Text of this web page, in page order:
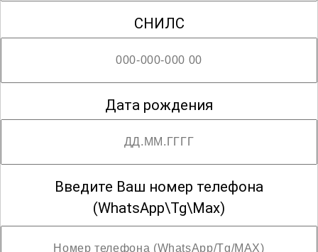
СНИЛС
Дата рождения
Введите Ваш номер телефона
(WhatsApp\Tg\Max)